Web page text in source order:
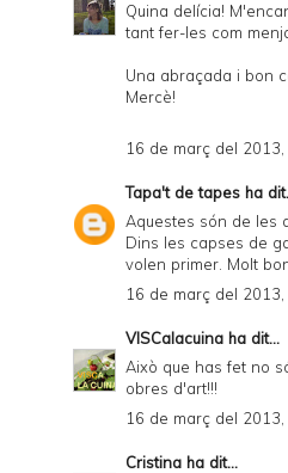
Quina delícia!
tant fer-les com
Una abraçada i bon
Mercè!
16 de març del
Tapa't de tapes ha
Aquestes són de les
Dins les capses de
volen primer. Molt
16 de març del
VISCalacuina ha dit...
Això que has fet no
obres d'art!!!
16 de març del
Cristina ha dit...